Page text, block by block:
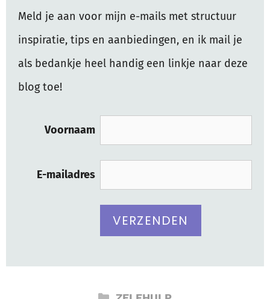
Meld je aan voor mijn e-mails met structuur
inspiratie, tips en aanbiedingen, en ik mail je
als bedankje heel handig een linkje naar deze
blog toe!
Voornaam
E-mailadres
CATEGORIEËN